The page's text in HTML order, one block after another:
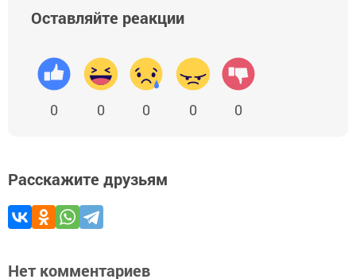
Оставляйте реакции
0 0 0 0 0
Расскажите друзьям
Нет комментариев